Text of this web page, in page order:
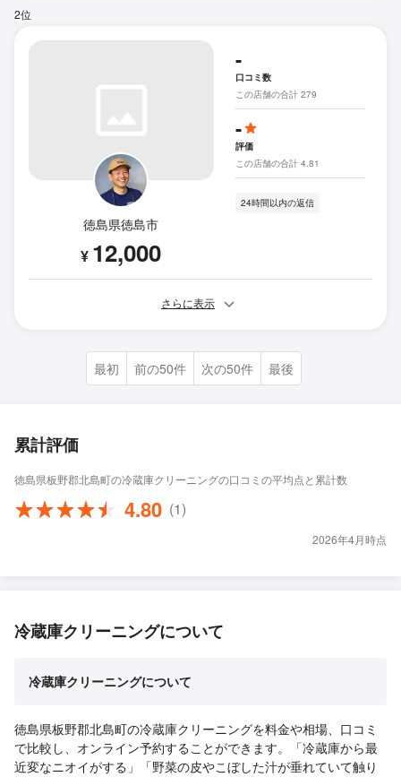
2位
徳島県徳島市
¥ 12,000
-
口コミ数
この店舗の合計 279
-
評価
この店舗の合計 4.81
24時間以内の返信
さらに表示
最初 前の50件 次の50件 最後
累計評価
徳島県板野郡北島町の冷蔵庫クリーニングの口コミの平均点と累計数
4.80 (1)
2026年4月時点
冷蔵庫クリーニングについて
冷蔵庫クリーニングについて
徳島県板野郡北島町の冷蔵庫クリーニングを料金や相場、口コミ
で比較し、オンライン予約することができます。「冷蔵庫から最
近変なニオイがする」「野菜の皮やこぼした汁が垂れていて触り